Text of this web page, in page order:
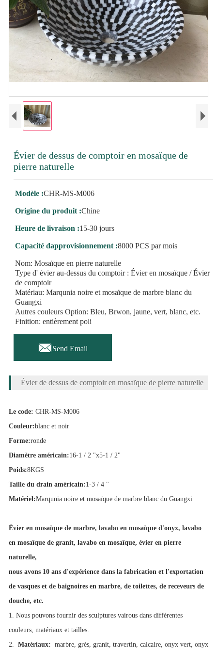
Évier de dessus de comptoir en mosaïque de
pierre naturelle
Modèle :CHR-MS-M006
Origine du produit :Chine
Heure de livraison :15-30 jours
Capacité dapprovisionnement :8000 PCS par mois
Nom: Mosaïque en pierre naturelle
Type d' évier au-dessus du comptoir : Évier en mosaïque / Évier
de comptoir
Matériau: Marqunia noire et mosaïque de marbre blanc du
Guangxi
Autres couleurs Option: Bleu, Brwon, jaune, vert, blanc, etc.
Finition: entièrement poli
Send Email
Évier de dessus de comptoir en mosaïque de pierre naturelle
Le code: CHR-MS-M006
Couleur:blanc et noir
Forme:ronde
Diamètre américain:16-1 / 2 "x5-1 / 2"
Poids:8KGS
Taille du drain américain:1-3 / 4 "
Matériel:Marqunia noire et mosaïque de marbre blanc du Guangxi
Évier en mosaïque de marbre, lavabo en mosaïque d'onyx, lavabo
en mosaïque de granit, lavabo en mosaïque, évier en pierre
naturelle,
nous avons 10 ans d'expérience dans la fabrication et l'exportation
de vasques et de baignoires en marbre, de toilettes, de receveurs de
douche, etc.
1. Nous pouvons fournir des sculptures vairous dans différentes
couleurs, matériaux et tailles.
2. Matériaux: marbre, grès, granit, travertin, calcaire, onyx vert, onyx